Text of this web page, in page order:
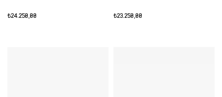
₺24.250,00 ₺23.250,00